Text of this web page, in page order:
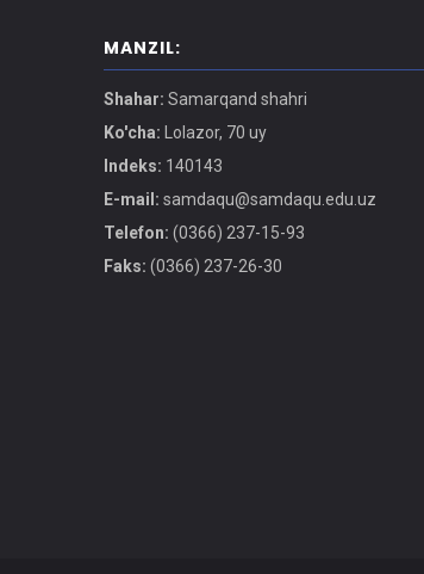
MANZIL:
Shahar: Samarqand shahri
Ko'cha: Lolazor, 70 uy
Indeks: 140143
E-mail: samdaqu@samdaqu.edu.uz
Telefon: (0366) 237-15-93
Faks: (0366) 237-26-30